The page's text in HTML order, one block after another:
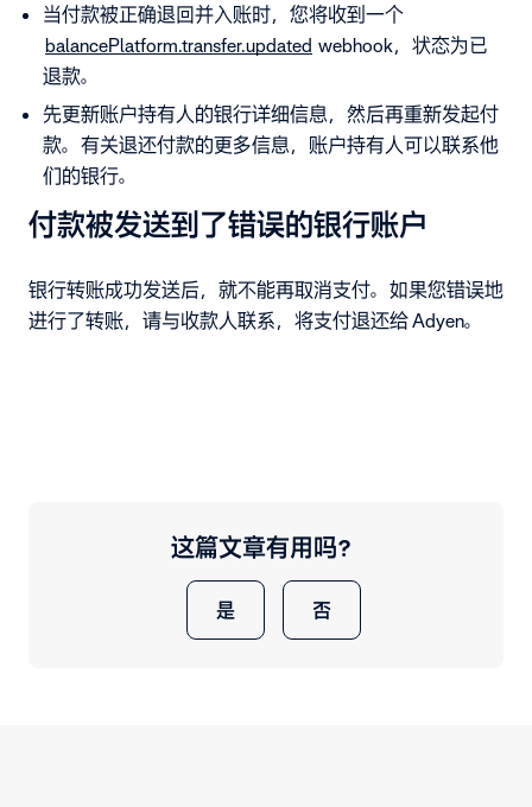
当付款被正确退回并入账时，您将收到一个
balancePlatform.transfer.updated webhook，状态为已
退款。
先更新账户持有人的银行详细信息，然后再重新发起付
款。有关退还付款的更多信息，账户持有人可以联系他
们的银行。
付款被发送到了错误的银行账户
银行转账成功发送后，就不能再取消支付。如果您错误地
进行了转账，请与收款人联系，将支付退还给 Adyen。
这篇文章有用吗？
是 否